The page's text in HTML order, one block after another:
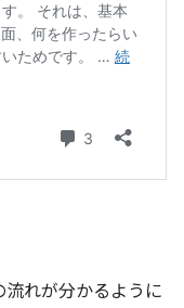
れが分かるように